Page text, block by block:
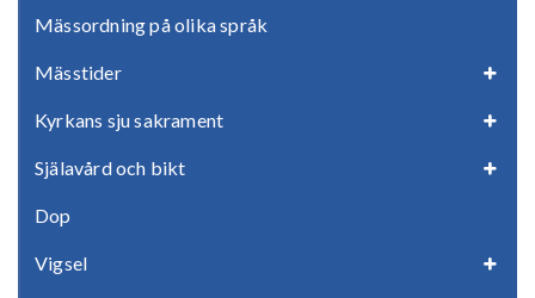
Mässordning på olika språk
Mässtider
Kyrkans sju sakrament
Själavård och bikt
Dop
Vigsel